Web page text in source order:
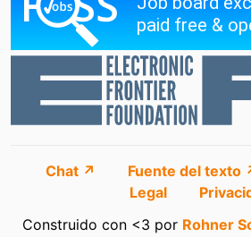
Chat ↗ Fuente del texto
Legal
Construido con <3 por Rohner